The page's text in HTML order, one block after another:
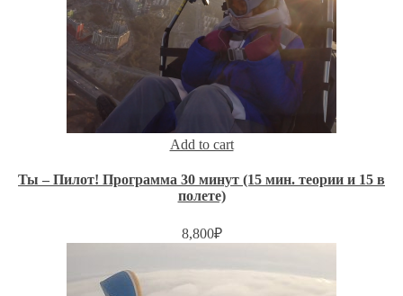
Add to cart
Ты – Пилот! Программа 30 минут (15 мин. теории и 15 в
полете)
8,800₽